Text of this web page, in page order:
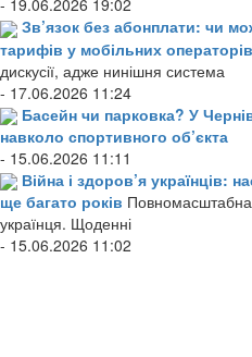
- 19.06.2026 19:02
Зв’язок без абонплати: чи
тарифів у мобільних
дискусії, адже нинішня система
- 17.06.2026 11:24
Басейн чи парковка? У
навколо спортивного об’єкта
- 15.06.2026 11:11
Війна і здоров’я українців:
ще багато років Повномасштабна
українця. Щоденні
- 15.06.2026 11:02